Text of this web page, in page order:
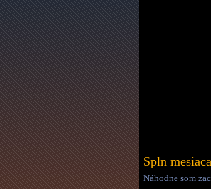
Spln
Náhodne som